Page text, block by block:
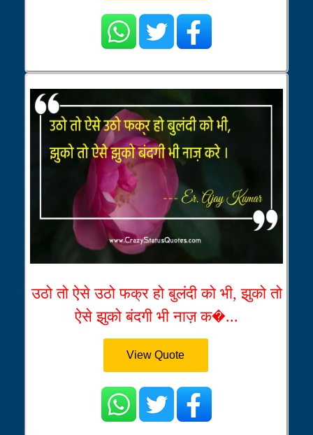
उठो तो ऐसे उठो फक्र हो बुलंदी को भी, झुको तो
ऐसे झुको बंदगी भी नाज़ क�...
View Quote